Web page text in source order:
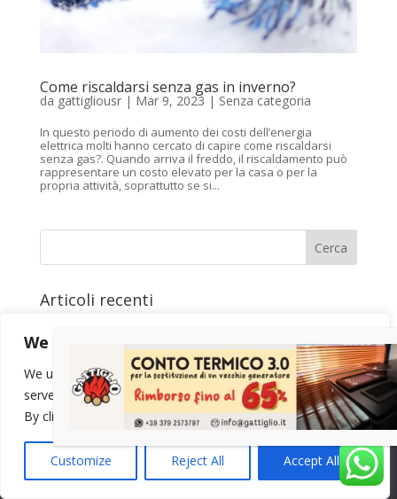
We value your privacy
We use cookies to enhance your browsing experience,
serve personalized ads or content, and analyze our traffic.
By clicking "Accept All", you consent to our use of cookies.
Customize Reject All Accept All
Come riscaldarsi senza gas in inverno?
da gattigliousr| Mar 9, 2023 | Senza categoria
In questo periodo di aumento dei costi dell’energia
elettrica molti hanno cercato di capire come riscaldarsi
senza gas?. Quando arriva il freddo, il riscaldamento può
rappresentare un costo elevato per la casa o per la
propria attività, soprattutto se si...
Cerca
Articoli recenti
Calore silenzioso e riscaldamento intelligente
Eredi Gattiglio alla Sagra del Marrone di Villar Focchiardo
Stufe MCZ da Gattiglio a Susa
Stufe RIKA da Gattiglio Sas: Calore e Innovazione
© Eredi Gattiglio sas 2023. Tutti i diritti riservati.
Utilizziamo i cookie per essere sicuri che tu possa avere la
migliore esperienza sul nostro sito. Se continui ad utilizzare
questo sito noi assumiamo che tu ne sia felice.